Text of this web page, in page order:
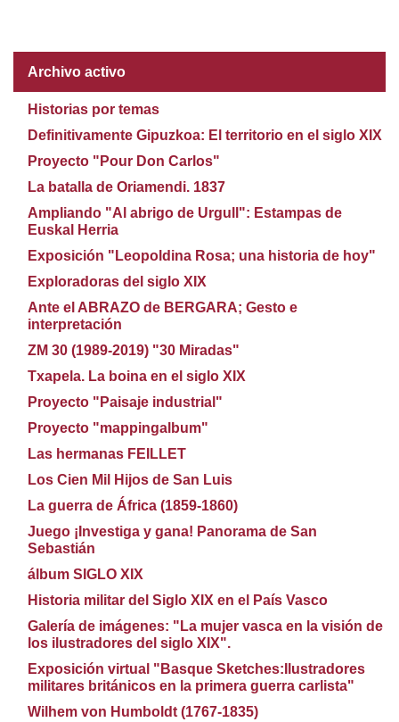
Archivo activo
Historias por temas
Definitivamente Gipuzkoa: El territorio en el siglo XIX
Proyecto "Pour Don Carlos"
La batalla de Oriamendi. 1837
Ampliando "Al abrigo de Urgull": Estampas de
Euskal Herria
Exposición "Leopoldina Rosa; una historia de hoy"
Exploradoras del siglo XIX
Ante el ABRAZO de BERGARA; Gesto e
interpretación
ZM 30 (1989-2019) "30 Miradas"
Txapela. La boina en el siglo XIX
Proyecto "Paisaje industrial"
Proyecto "mappingalbum"
Las hermanas FEILLET
Los Cien Mil Hijos de San Luis
La guerra de África (1859-1860)
Juego ¡Investiga y gana! Panorama de San
Sebastián
álbum SIGLO XIX
Historia militar del Siglo XIX en el País Vasco
Galería de imágenes: "La mujer vasca en la visión de
los ilustradores del siglo XIX".
Exposición virtual "Basque Sketches:Ilustradores
militares británicos en la primera guerra carlista"
Wilhem von Humboldt (1767-1835)